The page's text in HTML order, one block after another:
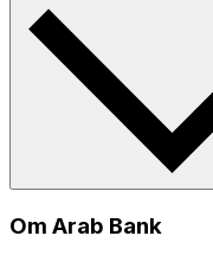
Om Arab Bank